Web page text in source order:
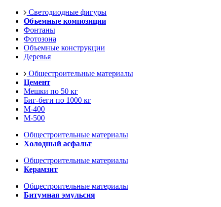
Светодиодные фигуры
Объемные композиции
Фонтаны
Фотозона
Объемные конструкции
Деревья
Общестроительные материалы
Цемент
Мешки по 50 кг
Биг-беги по 1000 кг
М-400
М-500
Общестроительные материалы
Холодный асфальт
Общестроительные материалы
Керамзит
Общестроительные материалы
Битумная эмульсия